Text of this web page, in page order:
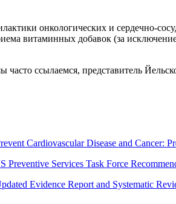
онкологических и сердечно-
витаминных добавок (за
ссылаемся, представитель
Cardiovascular Disease and Cancer:
Services Task Force
Evidence Report and Systematic